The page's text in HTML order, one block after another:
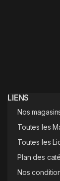
LIENS
Nos
Toutes les
Toutes les
Plan des
Nos